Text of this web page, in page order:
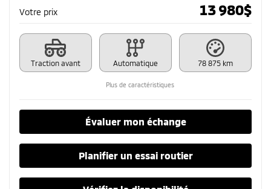
Votre prix 13 980$
Traction avant Automatique 78 875 km
Plus de caractéristiques
Évaluer mon échange
Planifier un essai routier